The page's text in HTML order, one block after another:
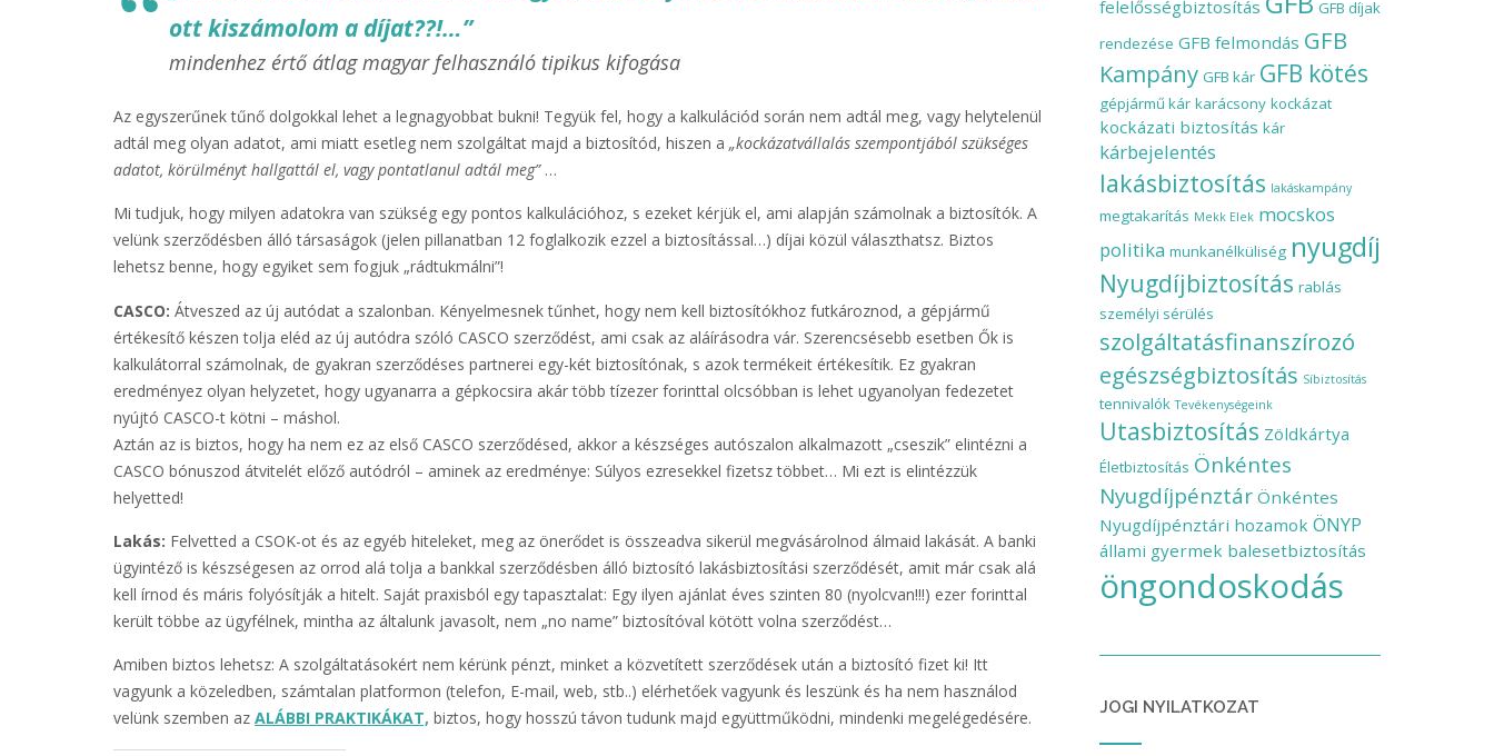
ott kiszámolom a díjat??!…”
mindenhez értő átlag magyar felhasználó tipikus kifogása
Az egyszerűnek tűnő dolgokkal lehet a legnagyobbat bukni! Tegyük fel, hogy a kalkulációd során nem adtál meg, vagy helytelenül
adtál meg olyan adatot, ami miatt esetleg nem szolgáltat majd a biztosítód, hiszen a „kockázatvállalás szempontjából szükséges
adatot, körülményt hallgattál el, vagy pontatlanul adtál meg”…
Mi tudjuk, hogy milyen adatokra van szükség egy pontos kalkulációhoz, s ezeket kérjük el, ami alapján számolnak a biztosítók. A
velünk szerződésben álló társaságok (jelen pillanatban 12 foglalkozik ezzel a biztosítással…) díjai közül választhatsz. Biztos
lehetsz benne, hogy egyiket sem fogjuk „rádtukmálni”!
CASCO: Átveszed az új autódat a szalonban. Kényelmesnek tűnhet, hogy nem kell biztosítókhoz futkároznod, a gépjármű
értékesítő készen tolja eléd az új autódra szóló CASCO szerződést, ami csak az aláírásodra vár. Szerencsésebb esetben Ők is
kalkulátorral számolnak, de gyakran szerződéses partnerei egy-két biztosítónak, s azok termékeit értékesítik. Ez gyakran
eredményez olyan helyzetet, hogy ugyanarra a gépkocsira akár több tízezer forinttal olcsóbban is lehet ugyanolyan fedezetet
nyújtó CASCO-t kötni – máshol.
Aztán az is biztos, hogy ha nem ez az első CASCO szerződésed, akkor a készséges autószalon alkalmazott „cseszik” elintézni a
CASCO bónuszod átvitelét előző autódról – aminek az eredménye: Súlyos ezresekkel fizetsz többet… Mi ezt is elintézzük
helyetted!
Lakás: Felvetted a CSOK-ot és az egyéb hiteleket, meg az önerődet is összeadva sikerül megvásárolnod álmaid lakását. A banki
ügyintéző is készségesen az orrod alá tolja a bankkal szerződésben álló biztosító lakásbiztosítási szerződését, amit már csak alá
kell írnod és máris folyósítják a hitelt. Saját praxisból egy tapasztalat: Egy ilyen ajánlat éves szinten 80 (nyolcvan!!!) ezer forinttal
került többe az ügyfélnek, mintha az általunk javasolt, nem „no name” biztosítóval kötött volna szerződést…
Amiben biztos lehetsz: A szolgáltatásokért nem kérünk pénzt, minket a közvetített szerződések után a biztosító fizet ki! Itt
vagyunk a közeledben, számtalan platformon (telefon, E-mail, web, stb..) elérhetőek vagyunk és leszünk és ha nem használod
velünk szemben az ALÁBBI PRAKTIKÁKAT, biztos, hogy hosszú távon tudunk majd együttműködni, mindenki megelégedésére.
felelősségbiztosítás
GFB díjak
rendezése GFB felmondás GFB
Kampány GFB kár GFB kötés
gépjármű kár karácsony kockázat
kockázati biztosítás kár
kárbejelentés
lakásbiztosítás lakáskampány
megtakarítás Mekk Elek mocskos
politika munkanélküliség nyugdíj
Nyugdíjbiztosítás rablás
személyi sérülés
szolgáltatásfinanszírozó
egészségbiztosítás Síbiztosítás
tennivalók Tevékenységeink
Utasbiztosítás Zöldkártya
Életbiztosítás Önkéntes
Nyugdíjpénztár Önkéntes
Nyugdíjpénztári hozamok ÖNYP
állami gyermek balesetbiztosítás
öngondoskodás
JOGI NYILATKOZAT